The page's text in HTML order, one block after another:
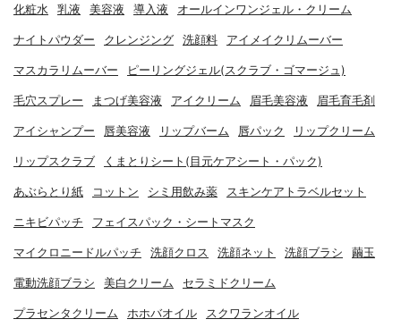
化粧水 乳液 美容液 導入液 オールインワンジェル・クリーム
ナイトパウダー クレンジング 洗顔料 アイメイクリムーバー
マスカラリムーバー ピーリングジェル(スクラブ・ゴマージュ)
毛穴スプレー まつげ美容液 アイクリーム 眉毛美容液 眉毛育毛剤
アイシャンプー 唇美容液 リップバーム 唇パック リップクリーム
リップスクラブ くまとりシート(目元ケアシート・パック)
あぶらとり紙 コットン シミ用飲み薬 スキンケアトラベルセット
ニキビパッチ フェイスパック・シートマスク
マイクロニードルパッチ 洗顔クロス 洗顔ネット 洗顔ブラシ 繭玉
電動洗顔ブラシ 美白クリーム セラミドクリーム
プラセンタクリーム ホホバオイル スクワランオイル